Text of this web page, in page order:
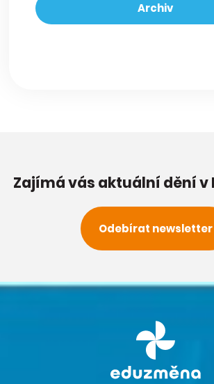
Archiv
Zajímá vás aktuální dění v
Odebírat newsletter